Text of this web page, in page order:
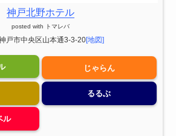
神戸北野ホテル
posted with トマレバ
戸市中央区山本通3-3-20[地図]
じゃらん
るるぶ
ル